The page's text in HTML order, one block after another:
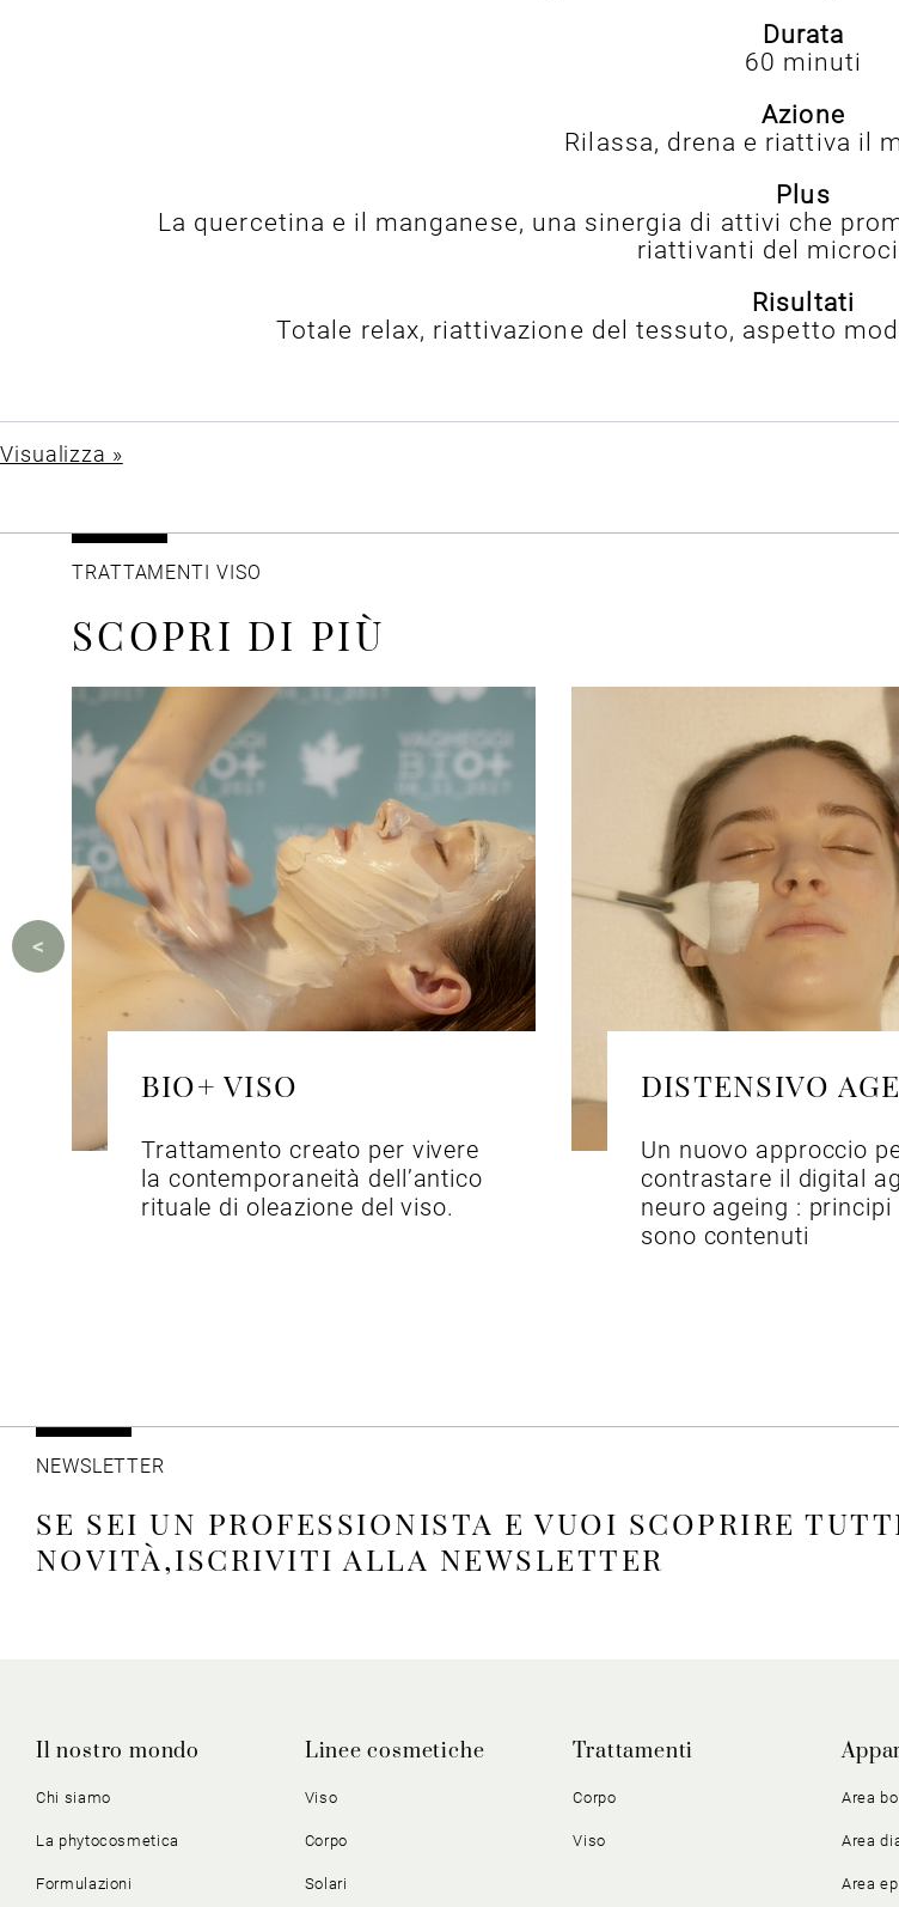
Durata
60 minuti
Azione
Rilassa, drena e riattiva il
Plus
La quercetina e il manganese, una sinergia di attivi che
riattivanti del
Risultati
Totale relax, riattivazione del tessuto, aspetto
Visualizza »
TRATTAMENTI VISO
SCOPRI DI PIÙ
BIO+ VISO
Trattamento creato per vivere
la contemporaneità dell’antico
rituale di oleazione del viso.
DISTENSIVO
Un nuovo approccio
contrastare il digital
neuro ageing : principi
sono contenuti
NEWSLETTER
SE SEI UN PROFESSIONISTA E VUOI SCOPRIRE
NOVITÀ,ISCRIVITI ALLA NEWSLETTER
Il nostro mondo
Chi siamo
La phytocosmetica
Formulazioni
Linee cosmetiche
Viso
Corpo
Solari
Trattamenti
Corpo
Viso
Area
Area
Area